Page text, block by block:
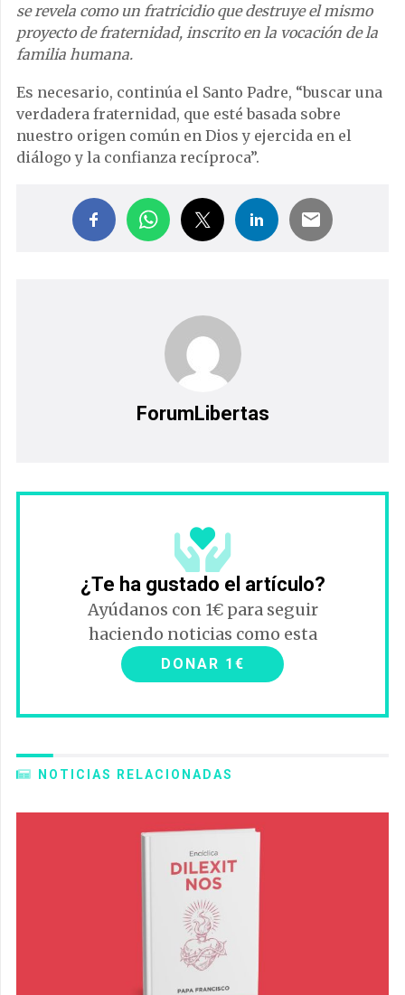
se revela como un fratricidio que destruye el mismo
proyecto de fraternidad, inscrito en la vocación de la
familia humana.
Es necesario, continúa el Santo Padre, “buscar una
verdadera fraternidad, que esté basada sobre
nuestro origen común en Dios y ejercida en el
diálogo y la confianza recíproca”.
ForumLibertas
¿Te ha gustado el artículo?
Ayúdanos con 1€ para seguir
haciendo noticias como esta
DONAR 1€
NOTICIAS RELACIONADAS